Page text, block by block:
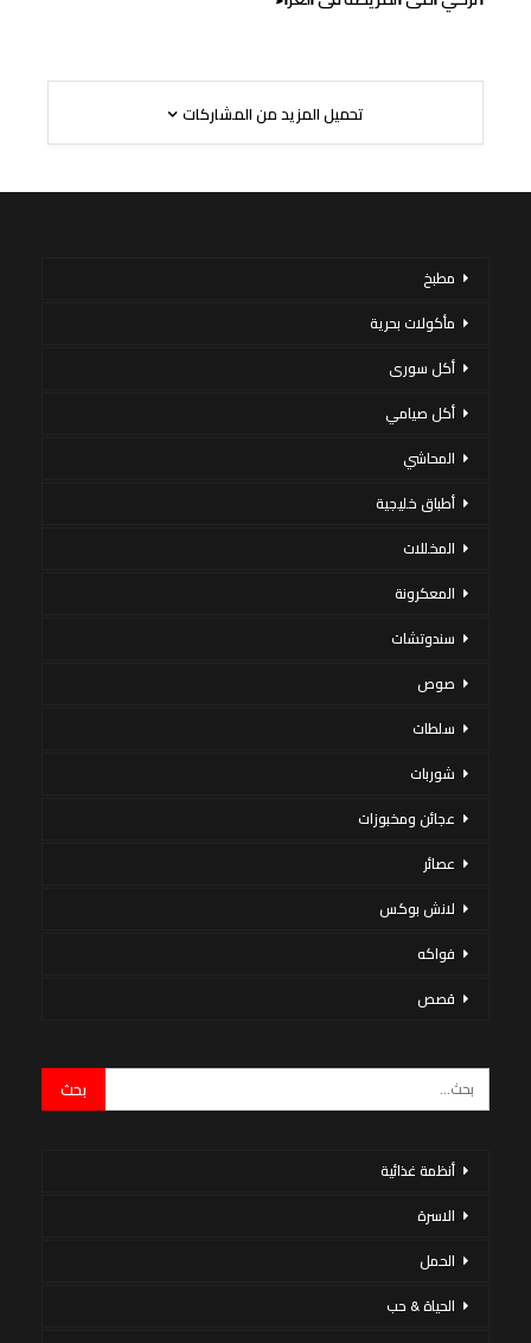
تحميل المزيد من المشاركات
مطبخ
مأكولات بحرية
أكل سورى
أكل صيامي
المحاشي
أطباق خليجية
المخللات
المعكرونة
سندوتشات
صوص
سلطات
شوربات
عجائن ومخبوزات
عصائر
لانش بوكس
فواكه
قصص
أنظمة غذائية
الاسرة
الحمل
الحياة & حب